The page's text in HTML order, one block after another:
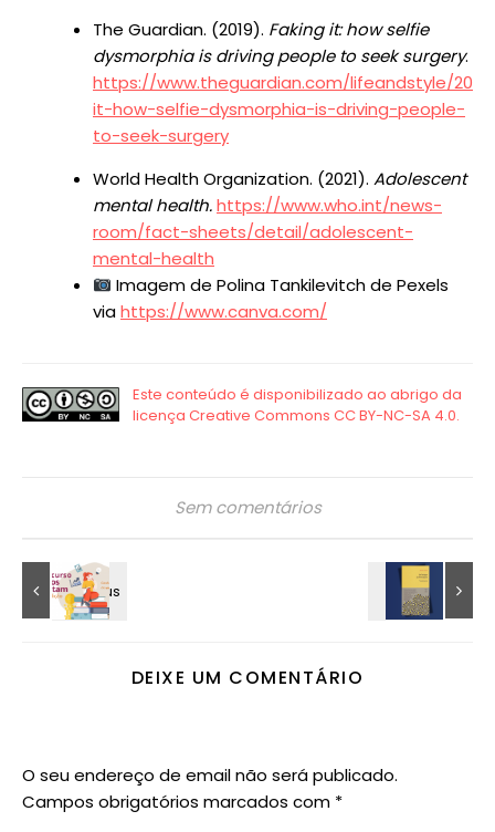
The Guardian. (2019). Faking it: how selfie
dysmorphia is driving people to seek surgery.
https://www.theguardian.com/lifeandstyle/
it-how-selfie-dysmorphia-is-driving-people-
to-seek-surgery
World Health Organization. (2021). Adolescent
mental health.https://www.who.int/news-
room/fact-sheets/detail/adolescent-
mental-health
Imagem de Polina Tankilevitch de Pexels
viahttps://www.canva.com/
Sem comentários
DEIXE UM COMENTÁRIO
O seu endereço de email não será publicado.
Campos obrigatórios marcados com *